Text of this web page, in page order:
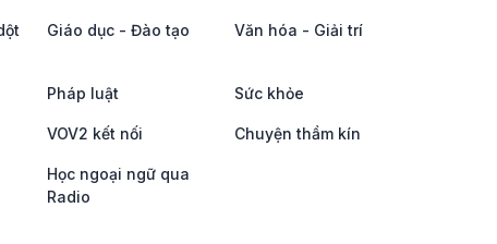
Giáo dục - Đào tạo Văn hóa - Giải trí
Pháp luật Sức khỏe
VOV2 kết nối Chuyện thầm kín
Học ngoại ngữ qua
Radio